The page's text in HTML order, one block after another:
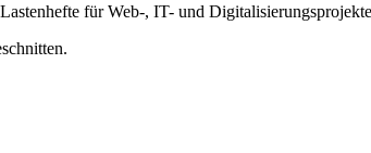
für Web-, IT- und